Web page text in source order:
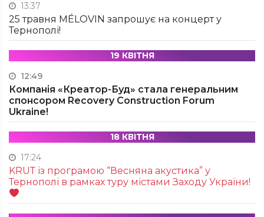
13:37
25 травня MÉLOVIN запрошує на концерт у
Тернополі!
19 КВІТНЯ
12:49
Компанія «Креатор-Буд» стала генеральним
спонсором Recovery Construction Forum
Ukraine!
18 КВІТНЯ
17:24
KRUТ із програмою “Весняна акустика” у
Тернополі в рамках туру містами Заходу України!